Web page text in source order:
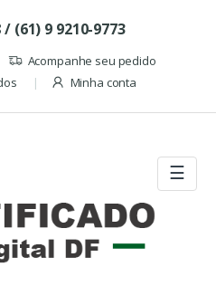
/ (61) 9 9210-9773
Acompanhe seu pedido
Minha conta
☰